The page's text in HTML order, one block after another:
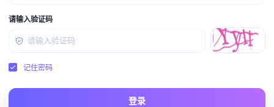
请输入验证码
记住密码
登录